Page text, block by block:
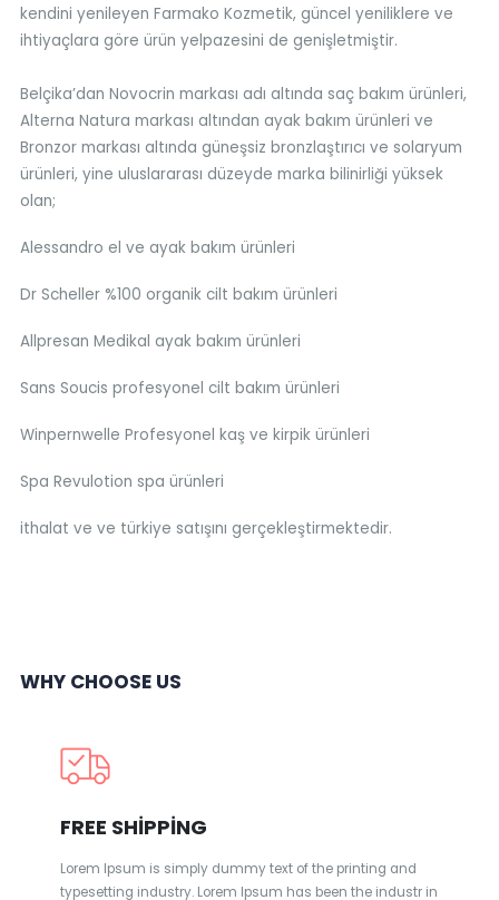
kendini yenileyen Farmako Kozmetik, güncel yeniliklere ve
ihtiyaçlara göre ürün yelpazesini de genişletmiştir.
Belçika’dan Novocrin markası adı altında saç bakım ürünleri,
Alterna Natura markası altından ayak bakım ürünleri ve
Bronzor markası altında güneşsiz bronzlaştırıcı ve solaryum
ürünleri, yine uluslararası düzeyde marka bilinirliği yüksek
olan;
Alessandro el ve ayak bakım ürünleri
Dr Scheller %100 organik cilt bakım ürünleri
Allpresan Medikal ayak bakım ürünleri
Sans Soucis profesyonel cilt bakım ürünleri
Winpernwelle Profesyonel kaş ve kirpik ürünleri
Spa Revulotion spa ürünleri
ithalat ve ve türkiye satışını gerçekleştirmektedir.
WHY CHOOSE US
FREE SHIPPING
Lorem Ipsum is simply dummy text of the printing and
typesetting industry. Lorem Ipsum has been the industr in